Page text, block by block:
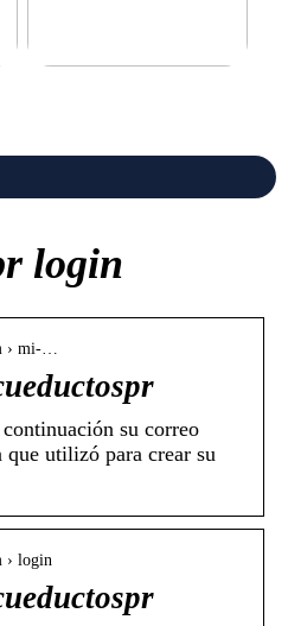
login
› mi-…
su correo
utilizó para crear su
› login